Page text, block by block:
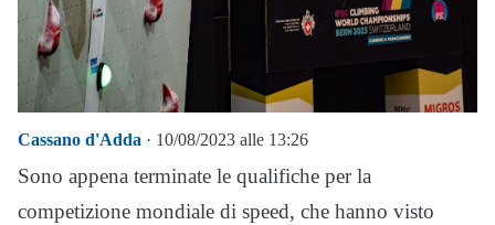
Cassano d'Adda · 10/08/2023 alle 13:26
Sono appena terminate le qualifiche per la
competizione mondiale di speed, che hanno visto